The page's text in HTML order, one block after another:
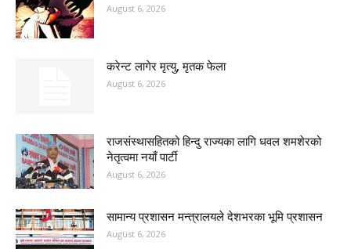
August 6, 2026
करेन्ट लागेर मृत्यु, मृतक फेला
August 6, 2026
राजसंस्थासहितको हिन्दु राज्यका लागि धवल शमशेरको
नेतृत्वमा नयाँ पार्टी
August 6, 2026
सामान्य प्रशासन मन्त्रालयले देशभरका भूमि प्रशासन
August 6, 2026